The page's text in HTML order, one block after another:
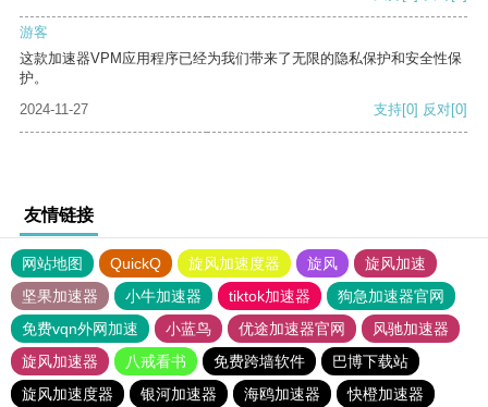
游客
这款加速器VPM应用程序已经为我们带来了无限的隐私保护和安全性保
护。
2024-11-27
支持[0] 反对[0]
友情链接
网站地图 QuickQ 旋风加速度器 旋风
旋风加速
坚果加速器
小牛加速器 tiktok加速器
狗急加速器官网
免费vqn外网加速
小蓝鸟 优途加速器官网
风驰加速器
旋风加速器
八戒看书 免费跨墙软件
巴博下载站
旋风加速度器
银河加速器 海鸥加速器 快橙加速器